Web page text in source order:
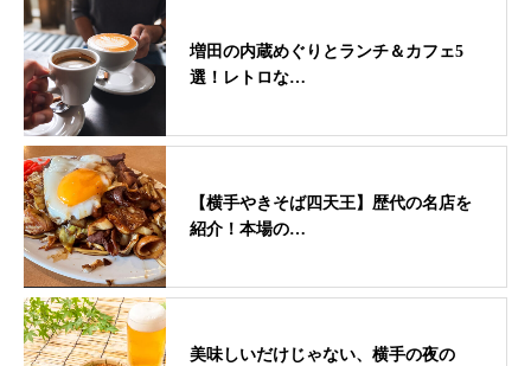
増田の内蔵めぐりとランチ＆カフェ5
選！レトロな…
【横手やきそば四天王】歴代の名店を
紹介！本場の…
美味しいだけじゃない、横手の夜の